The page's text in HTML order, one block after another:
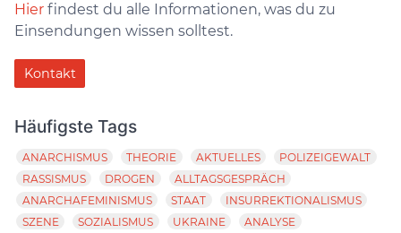
Hier findest du alle Informationen, was du zu
Einsendungen wissen solltest.
Kontakt
Häufigste Tags
ANARCHISMUS THEORIE AKTUELLES
POLIZEIGEWALT
RASSISMUS
DROGEN
ALLTAGSGESPRÄCH
ANARCHAFEMINISMUS
STAAT
INSURREKTIONALISMUS
SZENE
SOZIALISMUS UKRAINE
ANALYSE